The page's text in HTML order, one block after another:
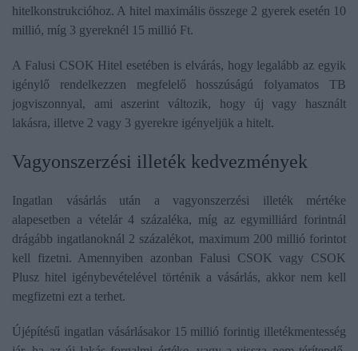
hitelkonstrukcióhoz. A hitel maximális összege 2 gyerek esetén 10
millió, míg 3 gyereknél 15 millió Ft.
A Falusi CSOK Hitel esetében is elvárás, hogy legalább az egyik
igénylő rendelkezzen megfelelő hosszúságú folyamatos TB
jogviszonnyal, ami aszerint változik, hogy új vagy használt
lakásra, illetve 2 vagy 3 gyerekre igényeljük a hitelt.
​Vagyonszerzési illeték kedvezmények
Ingatlan vásárlás után a vagyonszerzési illeték mértéke
alapesetben a vételár 4 százaléka, míg az egymilliárd forintnál
drágább ingatlanoknál 2 százalékot, maximum 200 millió forintot
kell fizetni. Amennyiben azonban Falusi CSOK vagy CSOK
Plusz hitel igénybevételével történik a vásárlás, akkor nem kell
megfizetni ezt a terhet.
Újépítésű ingatlan vásárlásakor 15 millió forintig illetékmentesség